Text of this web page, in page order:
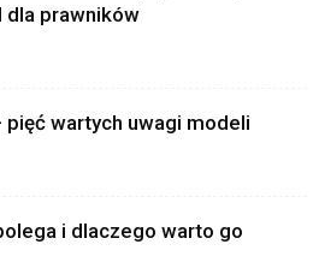
dla prawników
pięć wartych uwagi modeli
i dlaczego warto go